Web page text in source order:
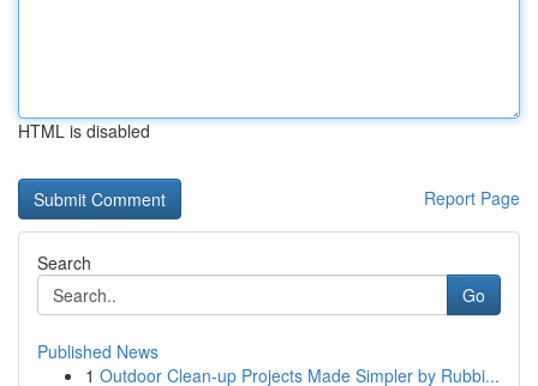
HTML is disabled
Report Page
Search
Go
Published News
1 Outdoor Clean-up Projects Made Simpler by Rubbi...